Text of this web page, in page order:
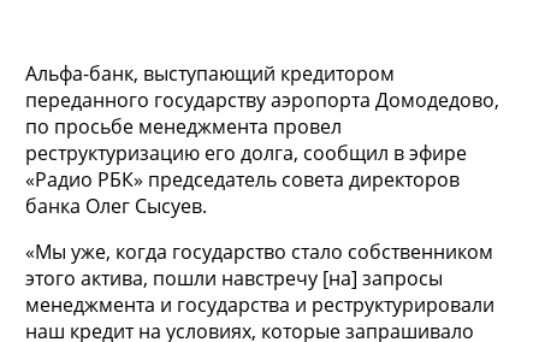
Альфа-банк, выступающий кредитором
переданного государству аэропорта Домодедово,
по просьбе менеджмента провел
реструктуризацию его долга, сообщил в эфире
«Радио РБК» председатель совета директоров
банка Олег Сысуев.
«Мы уже, когда государство стало собственником
этого актива, пошли навстречу [на] запросы
менеджмента и государства и реструктурировали
наш кредит на условиях, которые запрашивало